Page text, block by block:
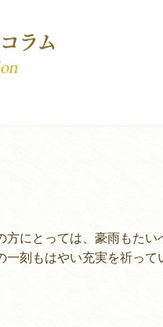
にとっては、豪雨もた
刻もはやい充実を祈って